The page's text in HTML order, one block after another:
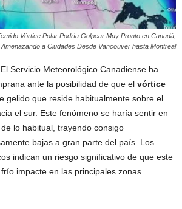
Vórtice Polar Podría Golpear Muy Pronto en Canadá,
Amenazando a Ciudades Desde Vancouver hasta Montreal
Servicio Meteorológico Canadiense ha
ante la posibilidad de que el vórtice
gelido que reside habitualmente sobre el
el sur. Este fenómeno se haría sentir en
lo habitual, trayendo consigo
bajas a gran parte del país. Los
indican un riesgo significativo de que este
impacte en las principales zonas